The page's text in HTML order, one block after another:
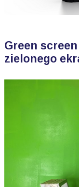
Green screen
zielonego